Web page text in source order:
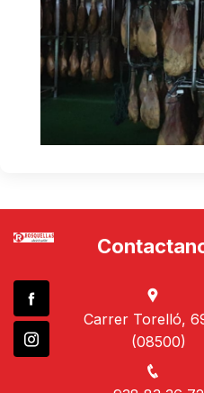
Carrer Torelló,
(08500)